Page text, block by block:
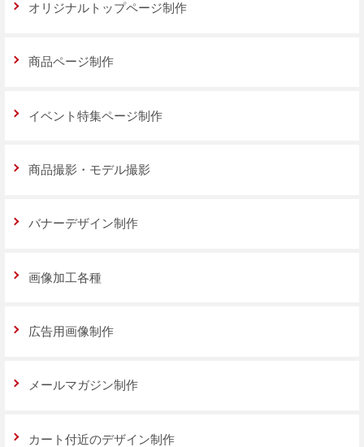
オリジナルトップページ制作
商品ページ制作
イベント特集ページ制作
商品撮影・モデル撮影
バナーデザイン制作
画像加工各種
広告用画像制作
メールマガジン制作
カート付近のデザイン制作